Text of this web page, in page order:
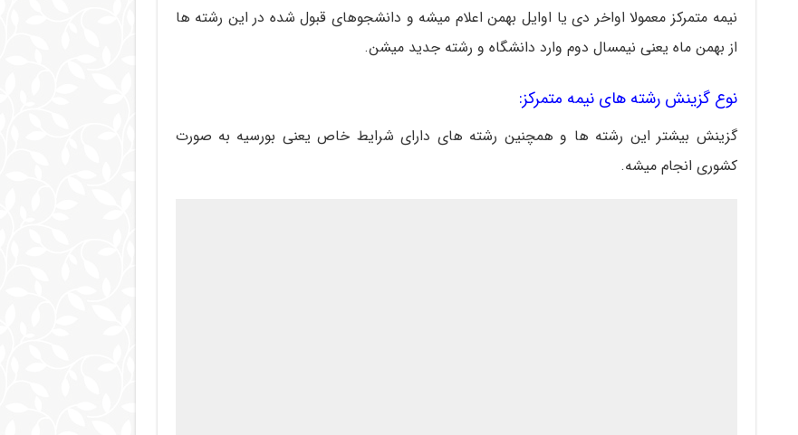
نیمه متمرکز معمولا اواخر دی یا اوایل بهمن اعلام میشه و دانشجوهای قبول شده در این رشته ها
از بهمن ماه یعنی نیمسال دوم وارد دانشگاه و رشته جدید میشن.
نوع گزینش رشته های نیمه متمرکز:
گزینش بیشتر این رشته ها و همچنین رشته های دارای شرایط خاص یعنی بورسیه به صورت
کشوری انجام میشه.